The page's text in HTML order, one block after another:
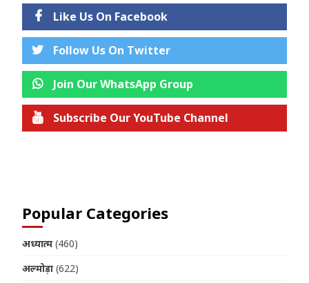
Like Us On Facebook
Follow Us On Twitter
Join Our WhatsApp Group
Subscribe Our YouTube Channel
Popular Categories
अध्यात्म (460)
अल्मोड़ा (622)